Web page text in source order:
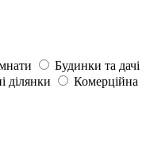
Будинки та дачі
ділянки
Комерційна